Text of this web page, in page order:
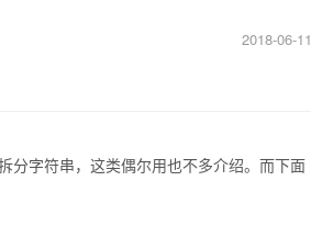
2018-06-11
分字符串，这类偶尔用也不多介绍。而下面